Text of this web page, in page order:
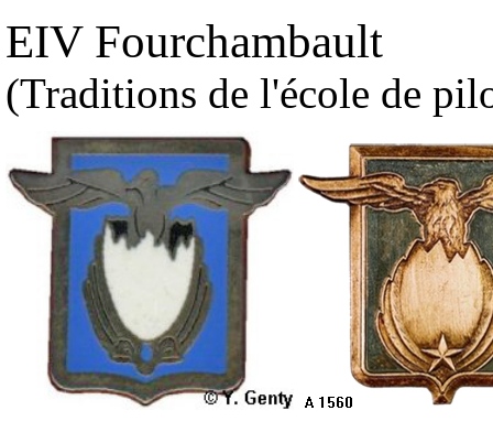
EIVFourchambault
(Traditions de l'école de